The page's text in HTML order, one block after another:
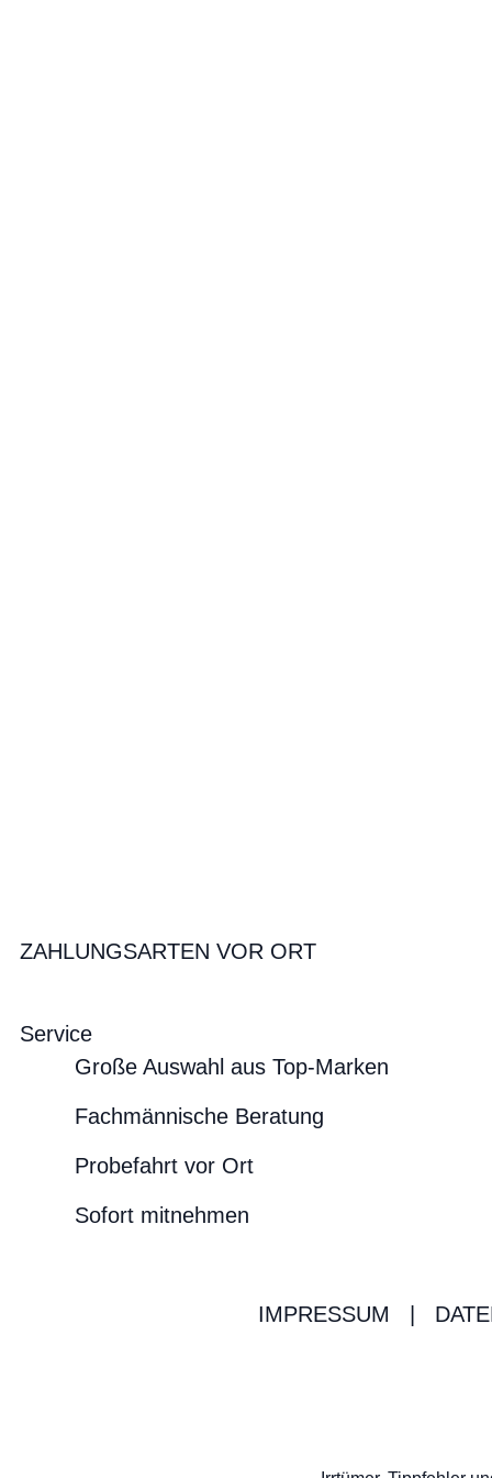
ZAHLUNGSARTEN VOR ORT
Service
Große Auswahl aus Top-Marken
Fachmännische Beratung
Probefahrt vor Ort
Sofort mitnehmen
IMPRESSUM